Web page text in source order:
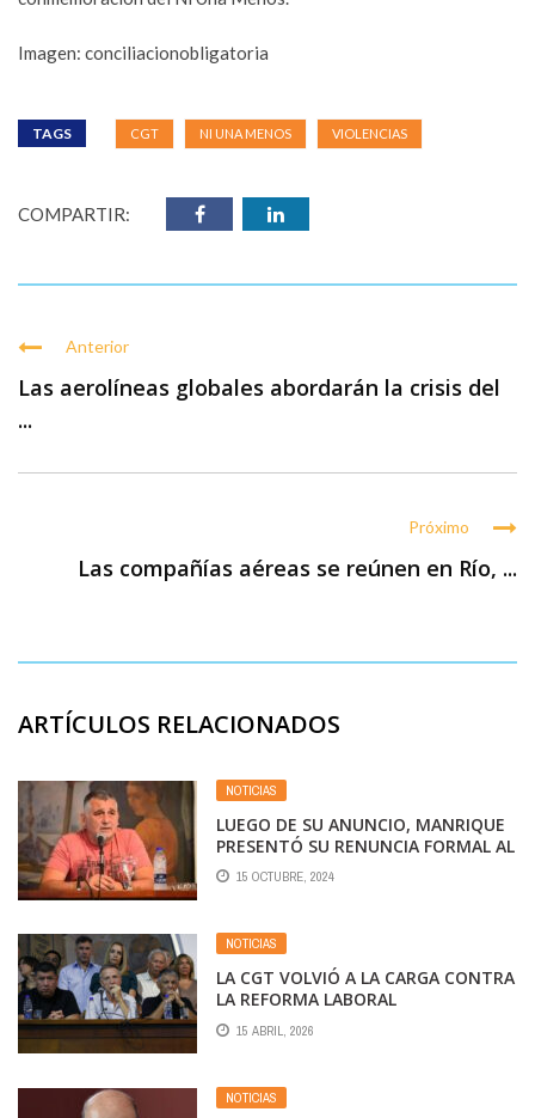
Imagen: conciliacionobligatoria
TAGS CGT NI UNA MENOS VIOLENCIAS
COMPARTIR:
Anterior
Las aerolíneas globales abordarán la crisis del
...
Próximo
Las compañías aéreas se reúnen en Río, ...
ARTÍCULOS RELACIONADOS
NOTICIAS
LUEGO DE SU ANUNCIO, MANRIQUE
PRESENTÓ SU RENUNCIA FORMAL AL
CARGO DE SECRETARIO GREMIAL DE
LA CGT PERO ARGUMENTÓ FALTA DE
15 OCTUBRE, 2024
NOTICIAS
LA CGT VOLVIÓ A LA CARGA CONTRA
LA REFORMA LABORAL
15 ABRIL, 2026
NOTICIAS